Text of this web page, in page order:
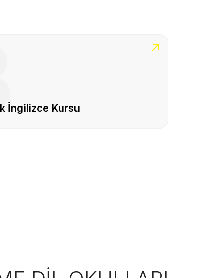
İngilizce Kursu